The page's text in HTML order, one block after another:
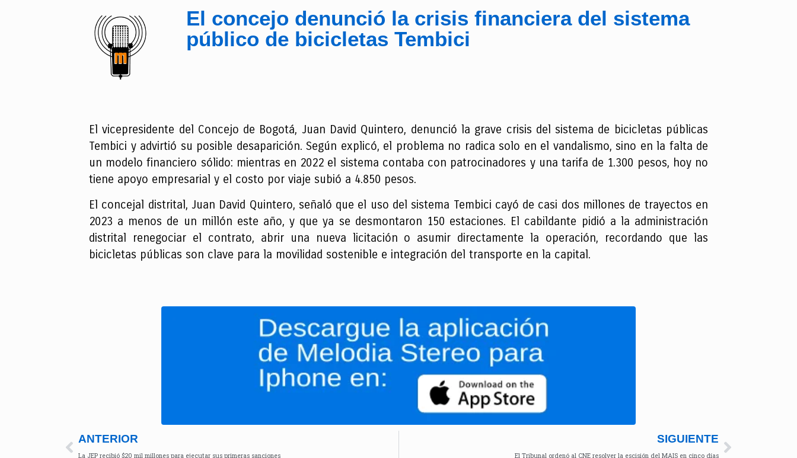
El concejo denunció la crisis financiera del sistema
público de bicicletas Tembici
El vicepresidente del Concejo de Bogotá, Juan David Quintero, denunció la grave crisis del sistema de bicicletas públicas
Tembici y advirtió su posible desaparición. Según explicó, el problema no radica solo en el vandalismo, sino en la falta de
un modelo financiero sólido: mientras en 2022 el sistema contaba con patrocinadores y una tarifa de 1.300 pesos, hoy no
tiene apoyo empresarial y el costo por viaje subió a 4.850 pesos.
El concejal distrital, Juan David Quintero, señaló que el uso del sistema Tembici cayó de casi dos millones de trayectos en
2023 a menos de un millón este año, y que ya se desmontaron 150 estaciones. El cabildante pidió a la administración
distrital renegociar el contrato, abrir una nueva licitación o asumir directamente la operación, recordando que las
bicicletas públicas son clave para la movilidad sostenible e integración del transporte en la capital.
ANTERIOR
La JEP recibió $20 mil millones para ejecutar sus primeras sanciones
SIGUIENTE
El Tribunal ordenó al CNE resolver la escisión del MAIS en cinco días